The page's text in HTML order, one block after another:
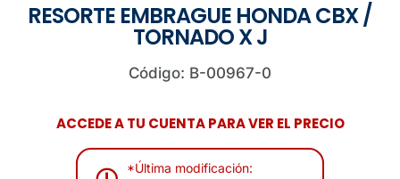
RESORTE EMBRAGUE HONDA CBX /
TORNADO X J
Código: B-00967-0
ACCEDE A TU CUENTA PARA VER EL PRECIO
*Última modificación: